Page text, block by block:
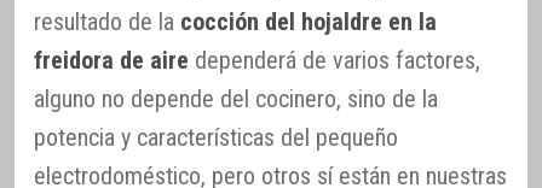
resultado de la cocción del hojaldre en la
freidora de aire dependerá de varios factores,
alguno no depende del cocinero, sino de la
potencia y características del pequeño
electrodoméstico, pero otros sí están en nuestras